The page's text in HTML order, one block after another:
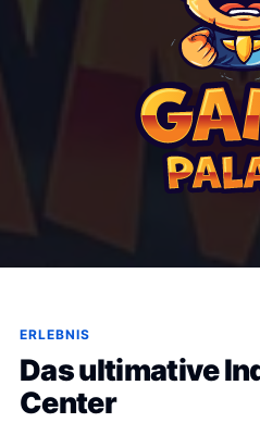
ERLEBNIS
Das ultimative
Center